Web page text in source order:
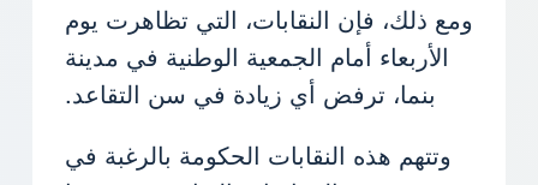
ومع ذلك، فإن النقابات، التي تظاهرت يوم
الأربعاء أمام الجمعية الوطنية في مدينة
بنما، ترفض أي زيادة في سن التقاعد.
وتتهم هذه النقابات الحكومة بالرغبة في